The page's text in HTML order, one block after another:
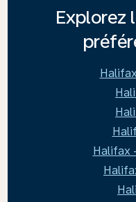
Explorez
Halifax